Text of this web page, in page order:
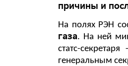
причины и
На полях РЭН
газа. На ней
статс-
генеральным